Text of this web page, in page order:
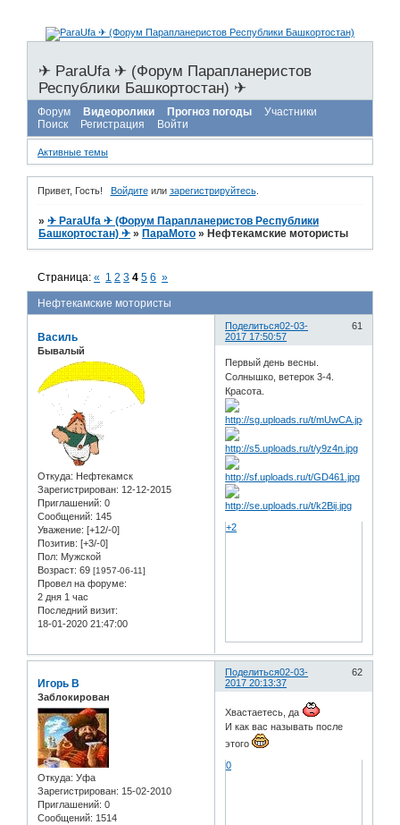
✈ ParaUfa ✈ (Форум Парапланеристов
Республики Башкортостан) ✈
Форум Видеоролики Прогноз погоды
Участники
Поиск
Регистрация Войти
Активные темы
Привет, Гость! Войдитеили зарегистрируйтесь.
»✈ ParaUfa ✈ (Форум Парапланеристов Республики
Башкортостан) ✈ » ПараМото » Нефтекамские мотористы
Нефтекамские мотористы
Страница:« 1 2 3 4 5 6 »
Поделиться 61
02-03-
2017 17:50:57
Василь
Бывалый
Откуда: Нефтекамск
Зарегистрирован: 12-12-2015
Приглашений: 0
Сообщений: 145
Уважение: [+12/-0]
Позитив: [+3/-0]
Пол: Мужской
Возраст: 69 [1957-06-11]
Провел на форуме:
2 дня 1 час
Последний визит:
18-01-2020 21:47:00
Первый день весны.
Солнышко, ветерок 3-4.
Красота.
+2
Поделиться 62
02-03-
2017 20:13:37
Игорь В
Заблокирован
Откуда: Уфа
Зарегистрирован: 15-02-2010
Приглашений: 0
Сообщений: 1514
Хвастаетесь, да
И как вас называть после
этого
0